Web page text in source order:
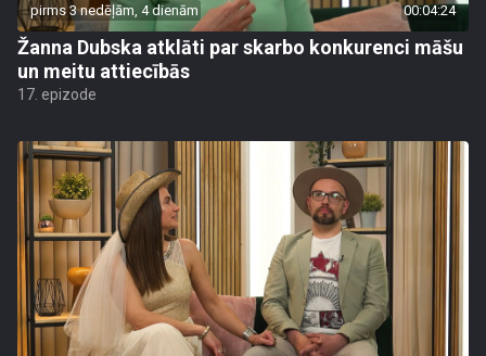
pirms 3 nedēļām, 4 dienām 00:04:24
Žanna Dubska atklāti par skarbo konkurenci māšu
un meitu attiecībās
17. epizode